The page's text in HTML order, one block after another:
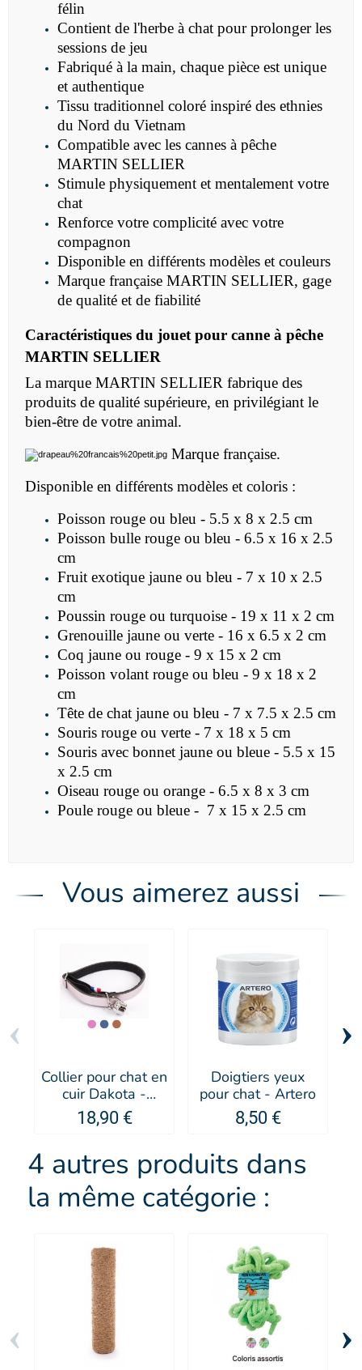
félin
Contient de l'herbe à chat pour prolonger les
sessions de jeu
Fabriqué à la main, chaque pièce est unique
et authentique
Tissu traditionnel coloré inspiré des ethnies
du Nord du Vietnam
Compatible avec les cannes à pêche
MARTIN SELLIER
Stimule physiquement et mentalement votre
chat
Renforce votre complicité avec votre
compagnon
Disponible en différents modèles et couleurs
Marque française MARTIN SELLIER, gage
de qualité et de fiabilité
Caractéristiques du jouet pour canne à pêche
MARTIN SELLIER
La marque MARTIN SELLIER fabrique des
produits de qualité supérieure, en privilégiant le
bien-être de votre animal.
Marque française.
Disponible en différents modèles et coloris :
Poisson rouge ou bleu - 5.5 x 8 x 2.5 cm
Poisson bulle rouge ou bleu - 6.5 x 16 x 2.5
cm
Fruit exotique jaune ou bleu - 7 x 10 x 2.5
cm
Poussin rouge ou turquoise - 19 x 11 x 2 cm
Grenouille jaune ou verte - 16 x 6.5 x 2 cm
Coq jaune ou rouge - 9 x 15 x 2 cm
Poisson volant rouge ou bleu - 9 x 18 x 2
cm
Tête de chat jaune ou bleu - 7 x 7.5 x 2.5 cm
Souris rouge ou verte - 7 x 18 x 5 cm
Souris avec bonnet jaune ou bleue - 5.5 x 15
x 2.5 cm
Oiseau rouge ou orange - 6.5 x 8 x 3 cm
Poule rouge ou bleue - 7 x 15 x 2.5 cm
Vous aimerez aussi
Collier pour chat en
cuir Dakota -
MARTIN SELLIER
18,90 €
Doigtiers yeux
pour chat - Artero
8,50 €
‹ ›
4 autres produits dans
la même catégorie :
‹ ›